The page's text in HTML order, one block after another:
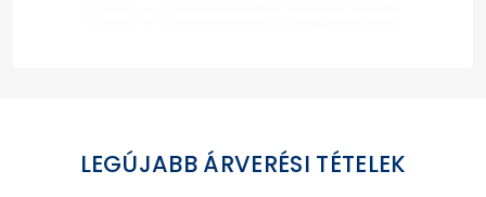
LEGÚJABB ÁRVERÉSI TÉTELEK